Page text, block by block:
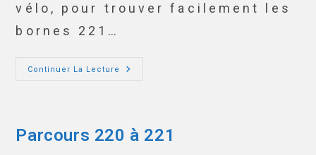
vélo, pour trouver facilement les
bornes 221…
Continuer La Lecture
Parcours 220 à 221